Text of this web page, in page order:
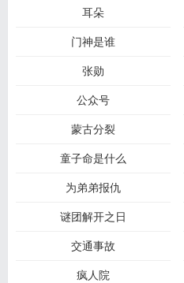
耳朵
门神是谁
张勋
公众号
蒙古分裂
童子命是什么
为弟弟报仇
谜团解开之日
交通事故
疯人院